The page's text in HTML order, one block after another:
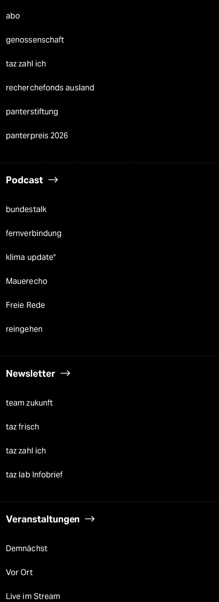
abo
genossenschaft
taz zahl ich
recherchefonds ausland
panterstiftung
panterpreis 2026
Podcast
bundestalk
fernverbindung
klima update°
Mauerecho
Freie Rede
reingehen
Newsletter
team zukunft
taz frisch
taz zahl ich
taz lab Infobrief
Veranstaltungen
Demnächst
Vor Ort
Live im Stream